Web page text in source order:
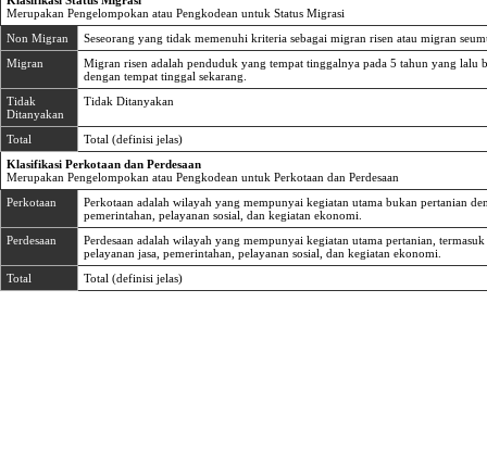
Merupakan Pengelompokan atau Pengkodean untuk Status Migrasi
Non Migran
Seseorang yang tidak memenuhi kriteria sebagai migran risen atau migran
Migran
Migran risen adalah penduduk yang tempat tinggalnya pada 5 tahun yang
dengan tempat tinggal sekarang.
Tidak
Ditanyakan
Tidak Ditanyakan
Total
Total (definisi jelas)
Klasifikasi Perkotaan dan Perdesaan
Merupakan Pengelompokan atau Pengkodean untuk Perkotaan dan Perdesaan
Perkotaan
Perkotaan adalah wilayah yang mempunyai kegiatan utama bukan pertanian
pemerintahan, pelayanan sosial, dan kegiatan ekonomi.
Perdesaan
Perdesaan adalah wilayah yang mempunyai kegiatan utama pertanian,
pelayanan jasa, pemerintahan, pelayanan sosial, dan kegiatan ekonomi.
Total
Total (definisi jelas)